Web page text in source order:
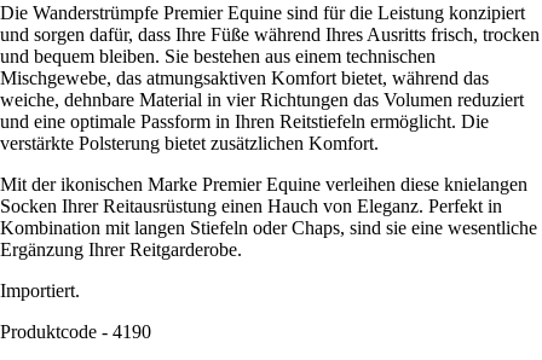
Die Wanderstrümpfe Premier Equine sind für die Leistung konzipiert
und sorgen dafür, dass Ihre Füße während Ihres Ausritts frisch, trocken
und bequem bleiben. Sie bestehen aus einem technischen
Mischgewebe, das atmungsaktiven Komfort bietet, während das
weiche, dehnbare Material in vier Richtungen das Volumen reduziert
und eine optimale Passform in Ihren Reitstiefeln ermöglicht. Die
verstärkte Polsterung bietet zusätzlichen Komfort.
Mit der ikonischen Marke Premier Equine verleihen diese knielangen
Socken Ihrer Reitausrüstung einen Hauch von Eleganz. Perfekt in
Kombination mit langen Stiefeln oder Chaps, sind sie eine wesentliche
Ergänzung Ihrer Reitgarderobe.
Importiert.
Produktcode - 4190